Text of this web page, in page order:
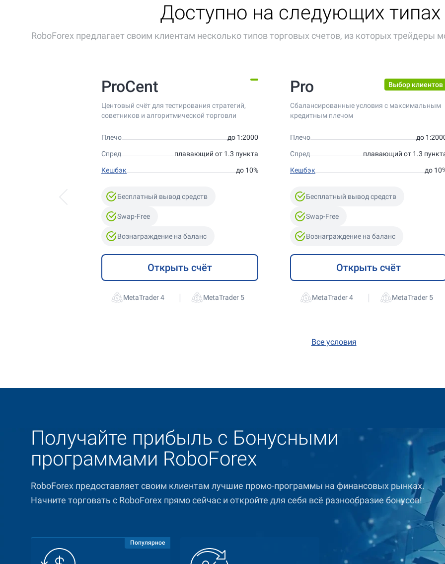
Доступно на следующих типах
RoboForex предлагает своим клиентам несколько типов торговых счетов, из которых трейдеры
ProCent
Центовый счёт для тестирования стратегий,
советников и алгоритмической торговли
Плечо до 1:2000
Спред плавающий от 1.3 пункта
Кешбэк до 10%
Бесплатный вывод средств
Swap-Free
Вознаграждение на баланс
Открыть счёт
MetaTrader 4 | MetaTrader 5
Pro Выбор клиентов
Сбалансированные условия с максимальным
кредитным плечом
Плечо до
Спред плавающий от 1.3
Кешбэк до
Бесплатный вывод средств
Swap-Free
Вознаграждение на баланс
Открыть счёт
MetaTrader 4 | MetaTrader 5
Все условия
Получайте прибыль с Бонусными
программами RoboForex
RoboForex предоставляет своим клиентам лучшие промо-программы на финансовых рынках.
Начните торговать с RoboForex прямо сейчас и откройте для себя всё разнообразие бонусов!
Популярное